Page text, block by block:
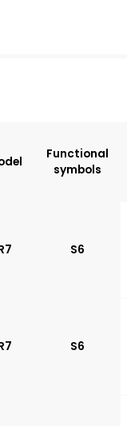
voltage of
Functional
symbols
S6
S6